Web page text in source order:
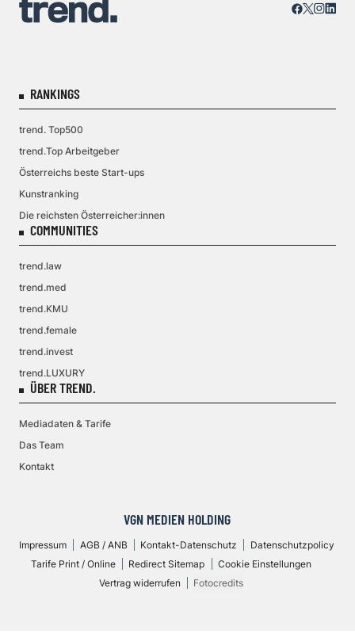
RANKINGS
trend. Top500
trend.Top Arbeitgeber
Österreichs beste Start-ups
Kunstranking
Die reichsten Österreicher:innen
COMMUNITIES
trend.law
trend.med
trend.KMU
trend.female
trend.invest
trend.LUXURY
ÜBER TREND.
Mediadaten & Tarife
Das Team
Kontakt
VGN MEDIEN HOLDING
Impressum AGB / ANB Kontakt-Datenschutz
Datenschutzpolicy
Tarife Print / Online
Redirect Sitemap
Cookie Einstellungen
Vertrag widerrufen
Fotocredits